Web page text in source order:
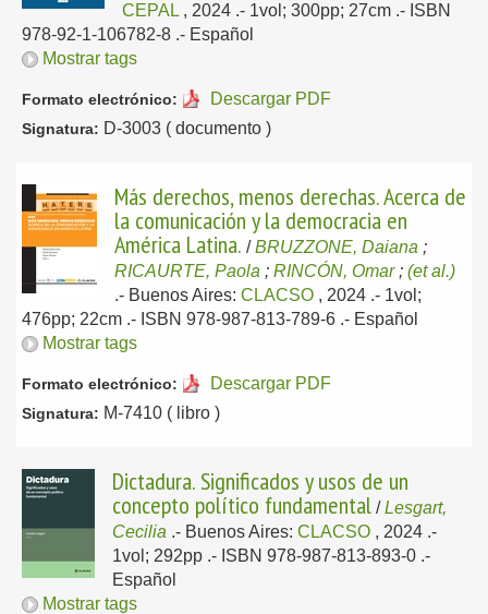
CEPAL , 2024 .- 1vol; 300pp; 27cm .- ISBN
978-92-1-106782-8 .- Español
Mostrar tags
Formato electrónico: Descargar PDF
Signatura: D-3003 ( documento )
Más derechos, menos derechas. Acerca de
la comunicación y la democracia en
América Latina. /BRUZZONE, Daiana ;
RICAURTE, Paola ; RINCÓN, Omar; (et al.)
.- Buenos Aires: CLACSO , 2024 .- 1vol;
476pp; 22cm .- ISBN 978-987-813-789-6 .- Español
Mostrar tags
Formato electrónico: Descargar PDF
Signatura: M-7410 ( libro )
Dictadura. Significados y usos de un
concepto político fundamental /Lesgart,
Cecilia .- Buenos Aires: CLACSO , 2024 .-
1vol; 292pp .- ISBN 978-987-813-893-0 .-
Español
Mostrar tags